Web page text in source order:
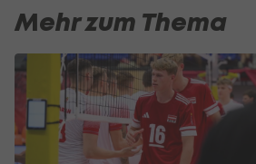
Mehr zum Thema